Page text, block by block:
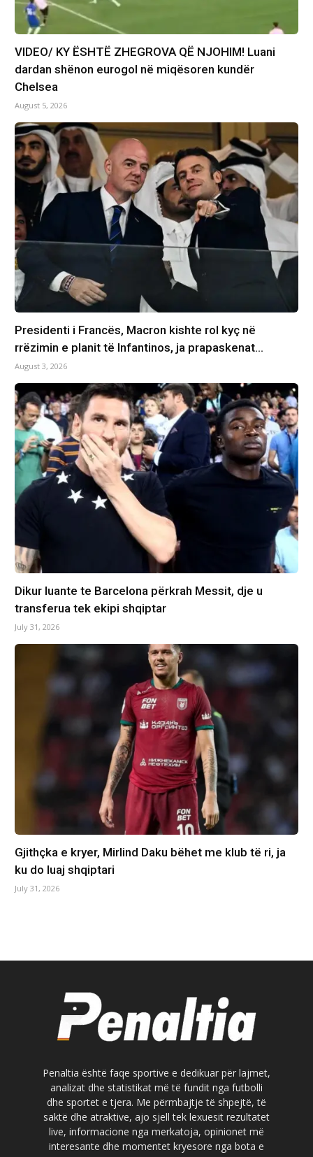
VIDEO/ KY ËSHTË ZHEGROVA QË NJOHIM! Luani
dardan shënon eurogol në miqësoren kundër
Chelsea
August 5, 2026
Presidenti i Francës, Macron kishte rol kyç në
rrëzimin e planit të Infantinos, ja prapaskenat…
August 3, 2026
Dikur luante te Barcelona përkrah Messit, dje u
transferua tek ekipi shqiptar
July 31, 2026
Gjithçka e kryer, Mirlind Daku bëhet me klub të ri, ja
ku do luaj shqiptari
July 31, 2026
Penaltia është faqe sportive e dedikuar për lajmet,
analizat dhe statistikat më të fundit nga futbolli
dhe sportet e tjera. Me përmbajtje të shpejtë, të
saktë dhe atraktive, ajo sjell tek lexuesit rezultatet
live, informacione nga merkatoja, opinionet më
interesante dhe momentet kryesore nga bota e